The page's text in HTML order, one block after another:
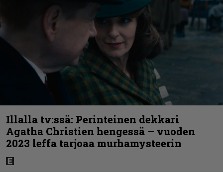
Illalla tv:ssä: Perinteinen dekkari
Agatha Christien hengessä – vuoden
2023 leffa tarjoaa murhamysteerin